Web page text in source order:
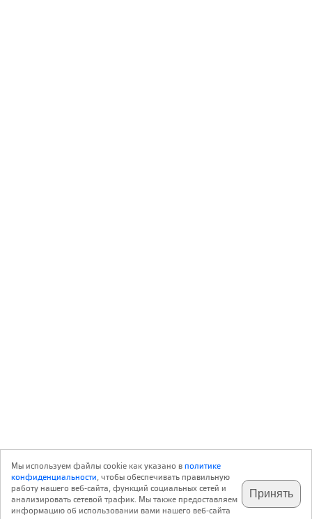
подпишитесь на наш
телеграм @archi_ru
✕
Мы используем файлы cookie как указано вполитике
конфиденциальности, чтобы обеспечивать правильную
работу нашего веб-сайта, функций социальных сетей и
анализировать сетевой трафик. Мы также предоставляем
информацию об использовании вами нашего веб-сайта
Принять